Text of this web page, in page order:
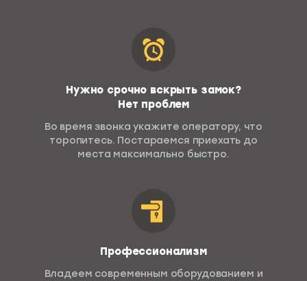
Нужно срочно вскрыть замок?
Нет проблем
Во время звонка укажите оператору, что
торопитесь. Постараемся приехать до
места максимально быстро.
Профессионализм
Владеем современным оборудованием и